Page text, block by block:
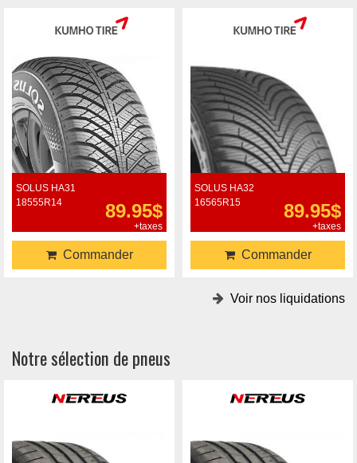
SOLUS HA31
18555R14
89.95$
+taxes
Commander
SOLUS HA32
16565R15
89.95$
+taxes
Commander
Voir nos liquidations
Notre sélection de pneus